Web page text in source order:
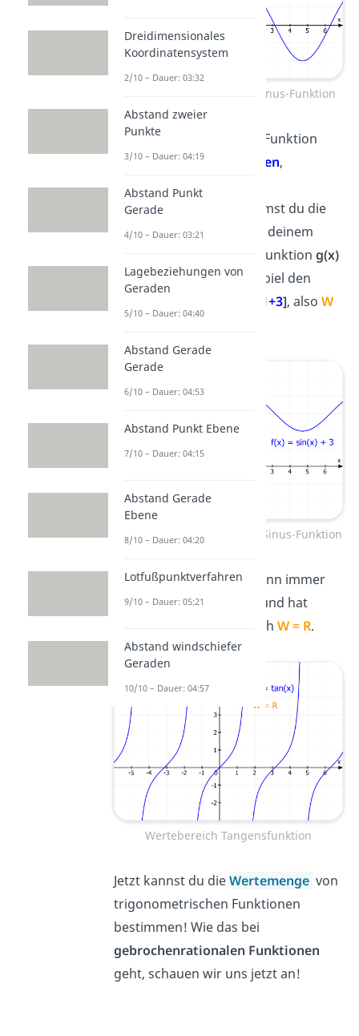
Wertebereich gestreckte Sinus-Funktion
Ist die trigonometrische Funktion
an dery-Achse verschoben,
verändert sich auch der
Wertebereich. Dann nimmst du die
Verschiebungeinfach zu deinem
Wertebereich dazu. Die Funktion g(x)
= sin (x)+ 3hat zum Beispiel den
; 1+3], also W
= [2; 4]
Wertebereich verschobene Sinus-Funktion
DieTangens-Funktion
kann immer
alle y-Werteannehmen und hat
deshalb den Wertebereich W = R.
Wertebereich Tangensfunktion
Jetzt kannst du dieWertemenge von
trigonometrischen Funktionen
bestimmen! Wie das bei
gebrochenrationalen Funktionen
geht, schauen wir uns jetzt an!
Dreidimensionales
Koordinatensystem
2/10 – Dauer: 03:32
Abstand zweier
Punkte
3/10 – Dauer: 04:19
Abstand Punkt
Gerade
4/10 – Dauer: 03:21
Lagebeziehungen von
Geraden
5/10 – Dauer: 04:40
Abstand Gerade
Gerade
6/10 – Dauer: 04:53
Abstand Punkt Ebene
7/10 – Dauer: 04:15
Abstand Gerade
Ebene
8/10 – Dauer: 04:20
Lotfußpunktverfahren
9/10 – Dauer: 05:21
Abstand windschiefer
Geraden
10/10 – Dauer: 04:57